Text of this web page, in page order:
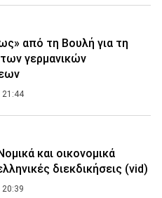
από τη Βουλή για τη
γερμανικών
21:44
και οικονομικά
διεκδικήσεις (vid)
20:39